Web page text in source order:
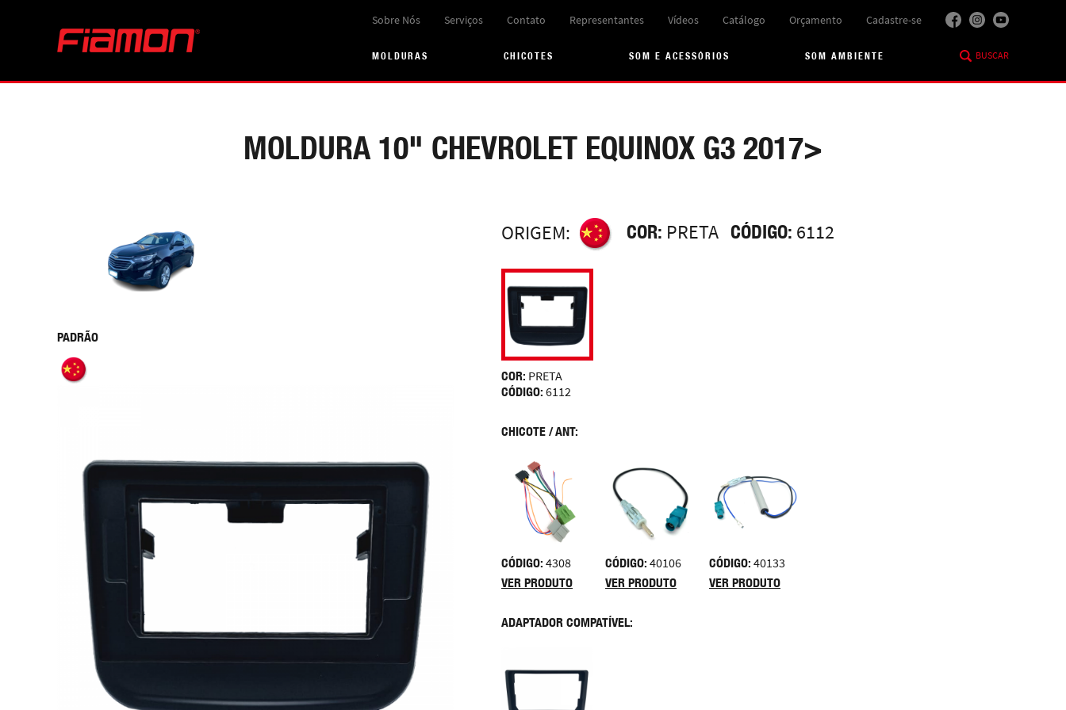
Sobre Nós Serviços Contato Representantes Vídeos Catálogo Orçamento Cadastre-se
MOLDURAS CHICOTES SOM E ACESSÓRIOS SOM AMBIENTE BUSCAR
MOLDURA 10" CHEVROLET EQUINOX G3 2017>
PADRÃO
ORIGEM: COR: PRETA CÓDIGO: 6112
COR: PRETA
CÓDIGO: 6112
CHICOTE / ANT:
CÓDIGO: 4308
VER PRODUTO
CÓDIGO: 40106
VER PRODUTO
CÓDIGO: 40133
VER PRODUTO
ADAPTADOR COMPATÍVEL: